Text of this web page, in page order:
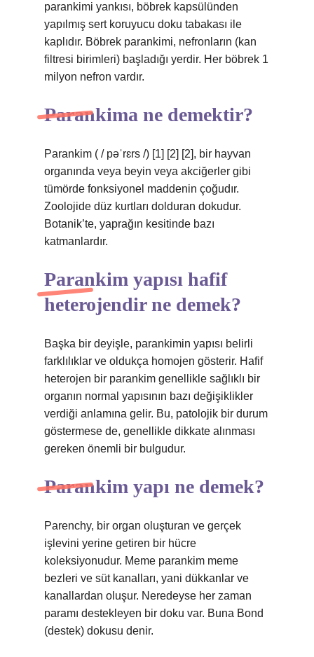
parankimi yankısı, böbrek kapsülünden
yapılmış sert koruyucu doku tabakası ile
kaplıdır. Böbrek parankimi, nefronların (kan
filtresi birimleri) başladığı yerdir. Her böbrek 1
milyon nefron vardır.
Parankima ne demektir?
Parankim ( / pəˈrɛrs /) [1] [2] [2], bir hayvan
organında veya beyin veya akciğerler gibi
tümörde fonksiyonel maddenin çoğudır.
Zoolojide düz kurtları dolduran dokudur.
Botanik’te, yaprağın kesitinde bazı
katmanlardır.
Parankim yapısı hafif
heterojendir ne demek?
Başka bir deyişle, parankimin yapısı belirli
farklılıklar ve oldukça homojen gösterir. Hafif
heterojen bir parankim genellikle sağlıklı bir
organın normal yapısının bazı değişiklikler
verdiği anlamına gelir. Bu, patolojik bir durum
göstermese de, genellikle dikkate alınması
gereken önemli bir bulgudur.
Parankim yapı ne demek?
Parenchy, bir organ oluşturan ve gerçek
işlevini yerine getiren bir hücre
koleksiyonudur. Meme parankim meme
bezleri ve süt kanalları, yani dükkanlar ve
kanallardan oluşur. Neredeyse her zaman
paramı destekleyen bir doku var. Buna Bond
(destek) dokusu denir.